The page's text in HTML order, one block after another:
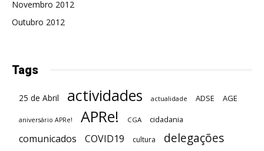
Novembro 2012
Outubro 2012
Tags
25 de Abril actividades actualidade ADSE AGE
aniversário APRe! APRe! CGA cidadania
comunicados COVID19 cultura delegações